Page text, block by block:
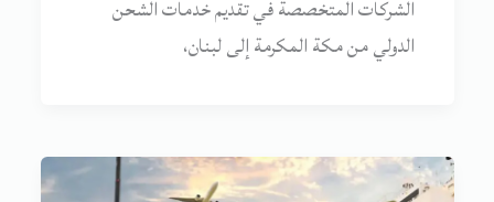
الشركات المتخصصة في تقديم خدمات الشحن
الدولي من مكة المكرمة إلى لبنان،